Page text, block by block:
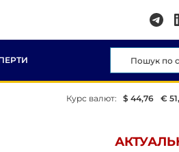
Курс валют: $ 44,76 €